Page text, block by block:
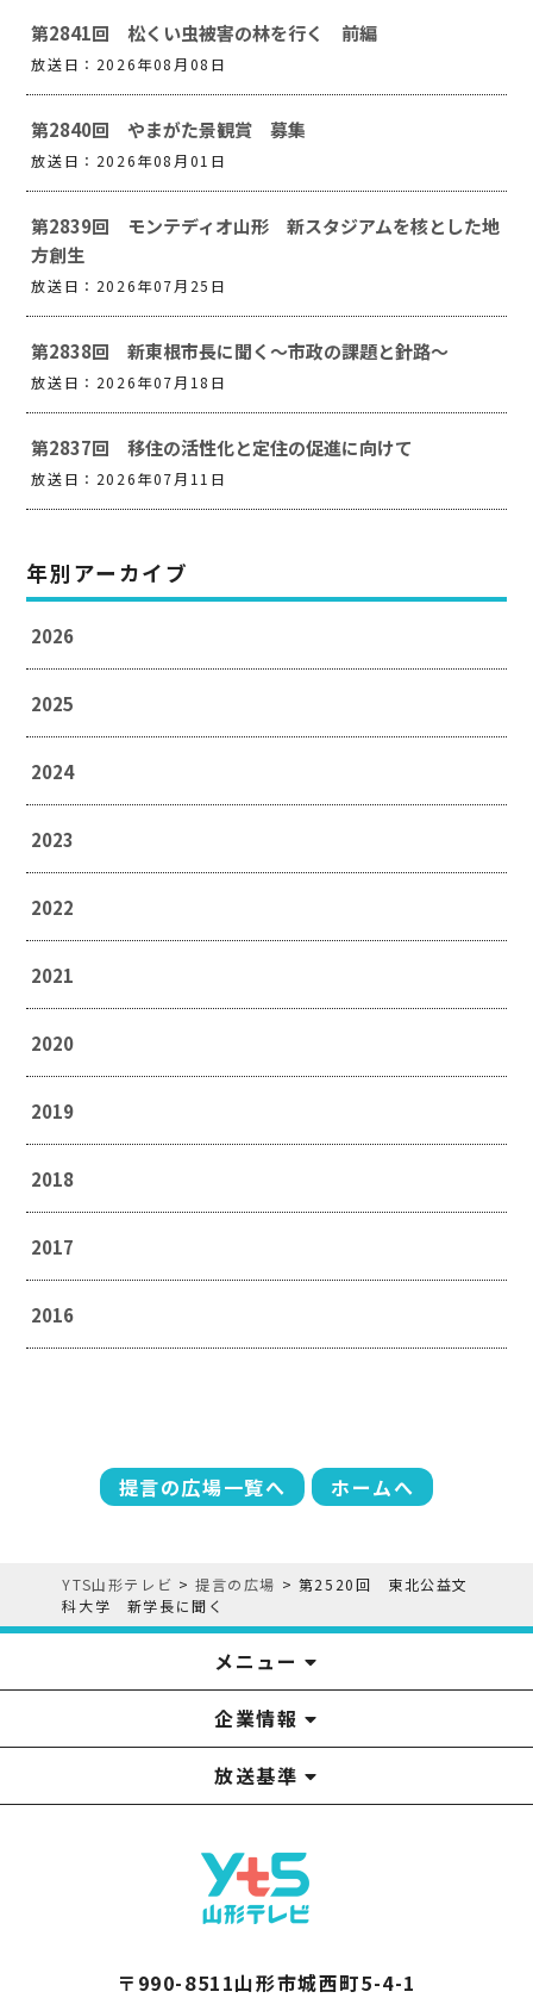
第2841回 松くい虫被害の林を行く 前編
放送日：2026年08月08日
第2840回 やまがた景観賞 募集
放送日：2026年08月01日
第2839回 モンテディオ山形 新スタジアムを核とした地
方創生
放送日：2026年07月25日
第2838回 新東根市長に聞く～市政の課題と針路～
放送日：2026年07月18日
第2837回 移住の活性化と定住の促進に向けて
放送日：2026年07月11日
年別アーカイブ
2026
2025
2024
2023
2022
2021
2020
2019
2018
2017
2016
提言の広場一覧へ ホームへ
YTS山形テレビ >提言の広場 > 第2520回 東北公益文
科大学 新学長に聞く
メニュー
YTSニュース
番組
アナウンサー
プレゼント
イベント
みるるん星人
YTS見学ツアー
番組表
お問い合わせ
企業情報
企業情報
役員構成
YTS山形テレビ SDGs 宣言
採用情報
山形テレビ人権方針
山形テレビ国民保護業務計画提出文
個人情報基本方針
情報セキュリティ基本方針
視聴データの取扱いについて
系列局一覧
中継局一覧
放送基準
〒990-8511山形市城西町5-4-1